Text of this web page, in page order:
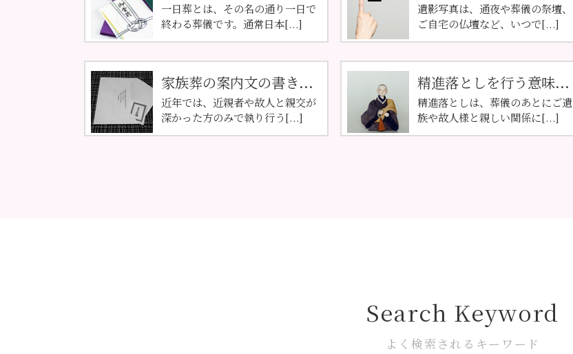
一日葬とは、その名の通り一日で
終わる葬儀です。通常日本[...]
遺影写真は、通夜や葬儀の祭壇、
ご自宅の仏壇など、いつで[...]
家族葬の案内文の書き...
近年では、近親者や故人と親交が
深かった方のみで執り行う[...]
精進落としを行う意味...
精進落としは、葬儀のあとにご遺
族や故人様と親しい関係に[...]
Search Keyword
よく検索されるキーワード